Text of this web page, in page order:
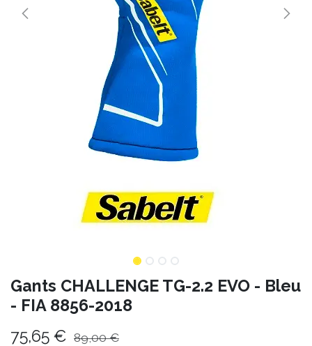
Gants CHALLENGE TG-2.2 EVO - Bleu
- FIA 8856-2018
75,65 € 89,00€